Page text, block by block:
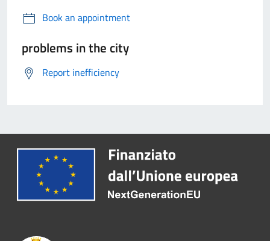
Book an appointment
problems in the city
Report inefficiency